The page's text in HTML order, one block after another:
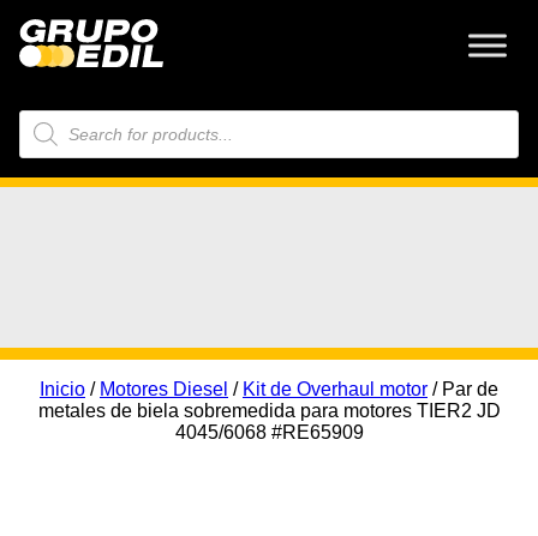
Búsqueda
de
productos
Inicio / Motores Diesel / Kit de Overhaul motor / Par de
metales de biela sobremedida para motores TIER2 JD
4045/6068 #RE65909